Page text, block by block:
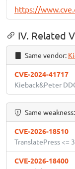
https://
IV. Related
Same vendor:
CVE-2024-41717
Kieback&Peter
Same weakness:
CVE-2026-18510
TranslatePress <=
CVE-2026-18400